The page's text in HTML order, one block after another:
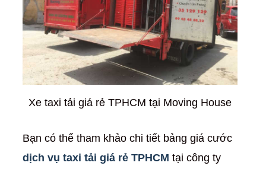
Xe taxi tải giá rẻ TPHCM tại Moving House
Bạn có thể tham khảo chi tiết bảng giá cước
dịch vụ taxi tải giá rẻ TPHCM tại công ty